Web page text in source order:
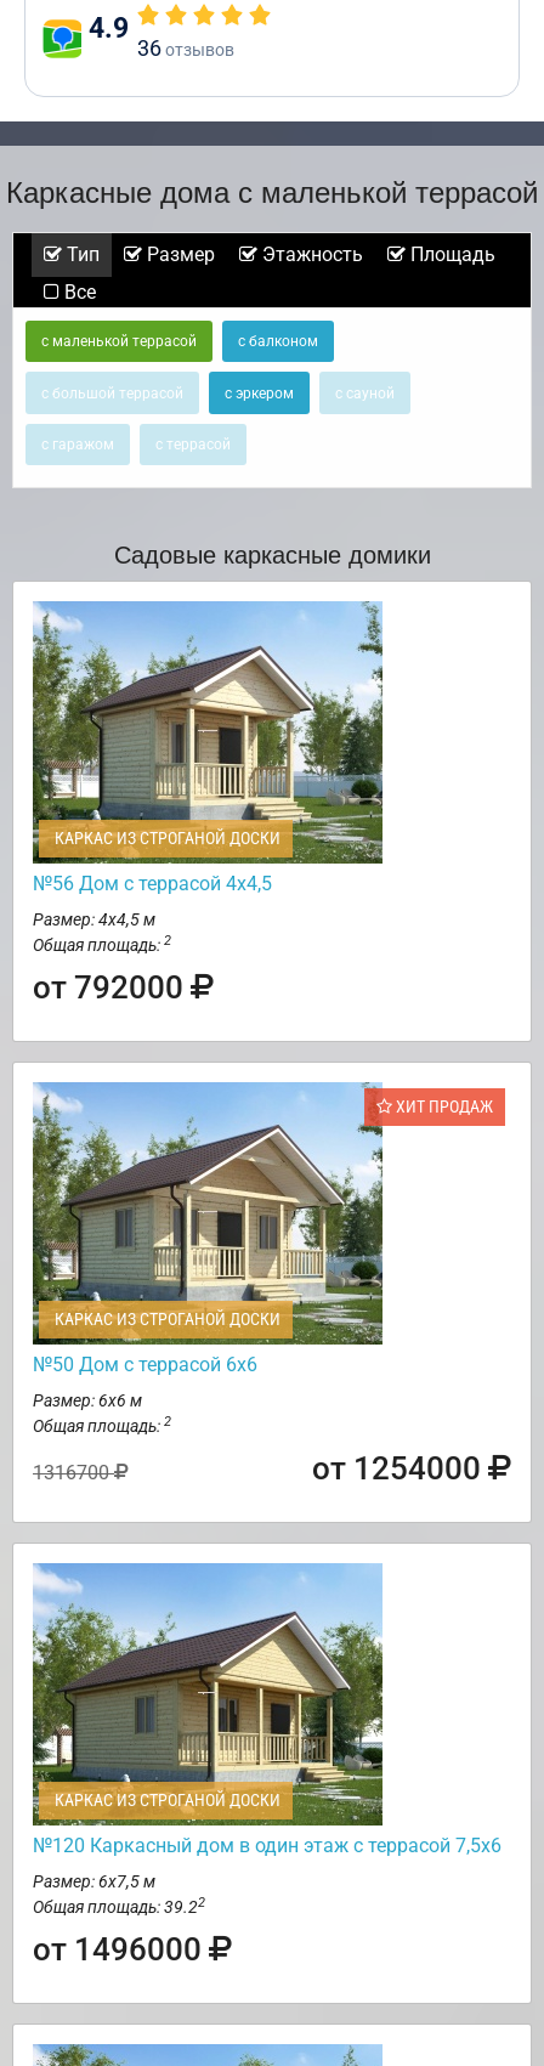
4.9
36отзывов
Каркасные дома с маленькой террасой
Тип Размер Этажность
Площадь
Все
с маленькой террасой с балконом
с большой террасой с эркером с сауной
с гаражом с террасой
Садовые каркасные домики
КАРКАС ИЗ СТРОГАНОЙ ДОСКИ
№56 Дом с террасой 4х4,5
Размер: 4х4,5 м
Общая площадь: 2
от 792000
ХИТ ПРОДАЖ
КАРКАС ИЗ СТРОГАНОЙ ДОСКИ
№50 Дом с террасой 6х6
Размер: 6х6 м
Общая площадь: 2
1316700 от 1254000
КАРКАС ИЗ СТРОГАНОЙ ДОСКИ
№120 Каркасный дом в один этаж с террасой 7,5х6
Размер: 6х7,5 м
Общая площадь: 39.22
от 1496000